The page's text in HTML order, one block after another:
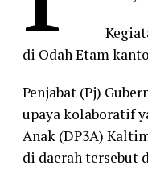
di Odah Etam
Penjabat (Pj)
upaya kolaboratif
Anak (DP3A)
di daerah tersebut